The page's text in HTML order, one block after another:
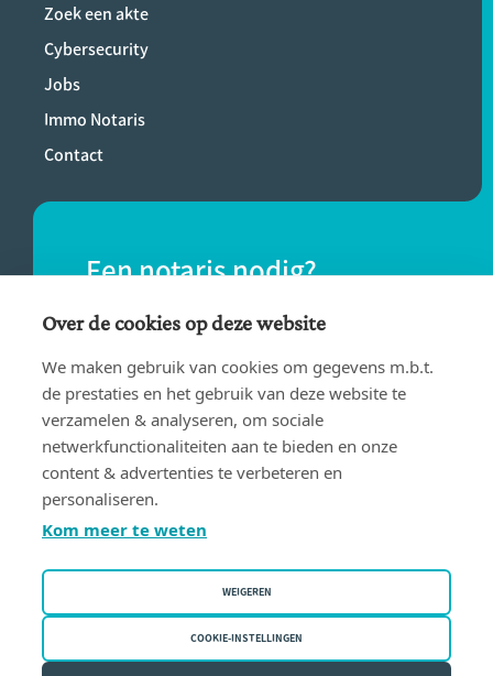
Zoek een akte
Cybersecurity
Jobs
Immo Notaris
Contact
Een notaris nodig?
Vind eenvoudig een notaris bij jou in de
buurt.
VIND EEN NOTARIS
Gebruiksvoorwaarden
Privacy policy
Cookiebeleid
Over de cookies op deze website
We maken gebruik van cookies om gegevens m.b.t.
de prestaties en het gebruik van deze website te
verzamelen & analyseren, om sociale
netwerkfunctionaliteiten aan te bieden en onze
content & advertenties te verbeteren en
personaliseren.
Kom meer te weten
WEIGEREN
COOKIE-INSTELLINGEN